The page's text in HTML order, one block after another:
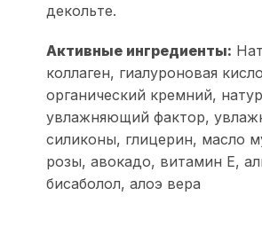
декольте.
Активные ингредиенты:
коллаген, гиалуроновая
органический кремний,
увлажняющий фактор,
силиконы, глицерин, масло
розы, авокадо, витамин Е,
бисаболол, алоэ вера